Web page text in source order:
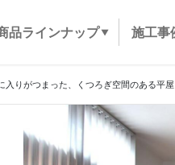
品ラインナップ 施工事
入りがつまった、くつろぎ空間のある平屋